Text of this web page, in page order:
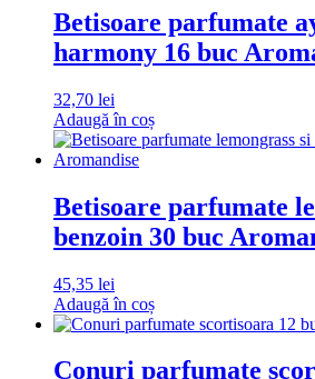
Betisoare parfumate
harmony 16 buc
32,70 lei
Adaugă în coș
Betisoare parfumate
benzoin 30 buc
45,35 lei
Adaugă în coș
Conuri parfumate